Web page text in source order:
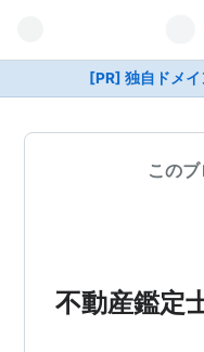
[PR] 独自ドメ
この
不動産鑑定